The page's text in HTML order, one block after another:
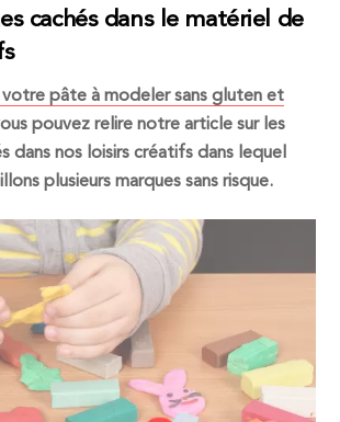
cachés dans le matériel de
votre pâte à modeler sans gluten et
pouvez relire notre article sur les
dans nos loisirs créatifs dans lequel
plusieurs marques sans risque.